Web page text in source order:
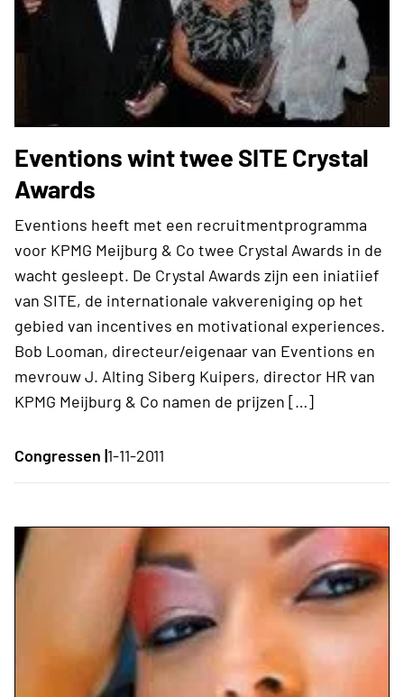
Eventions wint twee SITE Crystal
Awards
Eventions heeft met een recruitmentprogramma
voor KPMG Meijburg & Co twee Crystal Awards in de
wacht gesleept. De Crystal Awards zijn een iniatiief
van SITE, de internationale vakvereniging op het
gebied van incentives en motivational experiences.
Bob Looman, directeur/eigenaar van Eventions en
mevrouw J. Alting Siberg Kuipers, director HR van
KPMG Meijburg & Co namen de prijzen […]
Congressen |1-11-2011